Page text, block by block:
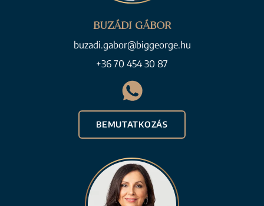
BUZÁDI GÁBOR
buzadi.gabor@biggeorge.hu
+36 70 454 30 87
BEMUTATKOZÁS